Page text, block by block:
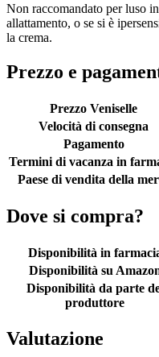
Non raccomandato per luso
allattamento, o se si è
la crema.
Prezzo e
Prezzo Veniselle
Velocità di consegna
Pagamento
Termini di vacanza in
Paese di vendita della
Dove si compra?
Disponibilità in
Disponibilità su
Disponibilità da parte
produttore
Valutazione